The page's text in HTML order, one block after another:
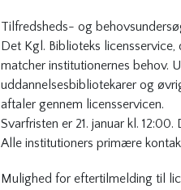
Tilfredsheds- og
Det Kgl. Biblioteks
matcher institutionernes behov.
uddannelsesbibliotekarer og
aftaler gennem licensservicen.
Svarfristen er 21. januar kl.
Alle institutioners primære
Mulighed for eftertilmelding til